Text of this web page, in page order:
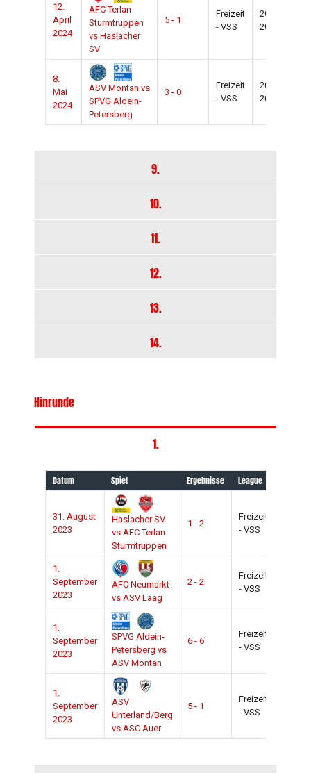
12.
April
2024
AFC Terlan
Sturmtruppen
vs Haslacher
SV
5 - 1
Freizeit
- VSS
2023-
2024
8.
Mai
2024
ASV Montan vs
SPVG Aldein-
Petersberg
3 - 0
Freizeit
- VSS
2023-
2024
9.
10.
11.
12.
13.
14.
Hinrunde
1.
Datum Spiel Ergebnisse League
31. August
2023
Haslacher SV
vs AFC Terlan
Sturmtruppen
1 - 2
Freizeit
- VSS
1.
September
2023
AFC Neumarkt
vs ASV Laag
2 - 2
Freizeit
- VSS
1.
September
2023
SPVG Aldein-
Petersberg vs
ASV Montan
6 - 6
Freizeit
- VSS
1.
September
2023
ASV
Unterland/Berg
vs ASC Auer
5 - 1
Freizeit
- VSS